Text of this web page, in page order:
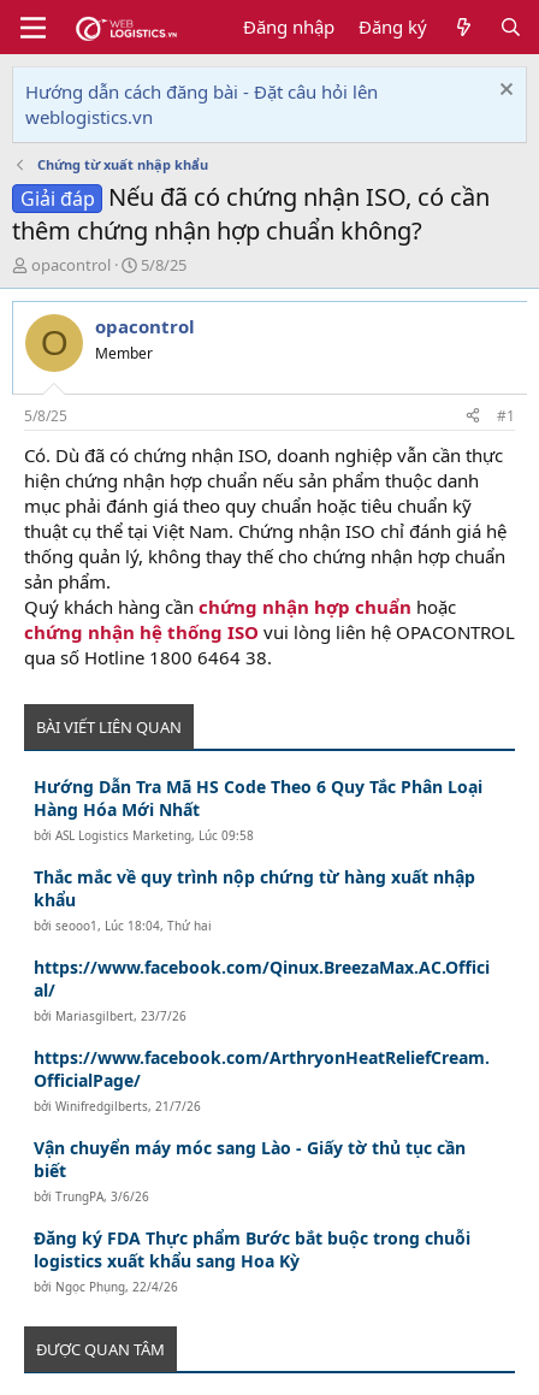
Đăng nhập Đăng ký
Hướng dẫn cách đăng bài - Đặt câu hỏi lên
weblogistics.vn
Chứng từ xuất nhập khẩu
Giải đáp
Nếu đã có chứng nhận ISO, có cần
thêm chứng nhận hợp chuẩn không?
T
h
r
e
d
s
t
a
r
t
e
r
opacontrol
N
g
à
y
g
i
5/8/25
O opacontrol
Member
5/8/25 #1
Có. Dù đã có chứng nhận ISO, doanh nghiệp vẫn cần thực
hiện chứng nhận hợp chuẩn nếu sản phẩm thuộc danh
mục phải đánh giá theo quy chuẩn hoặc tiêu chuẩn kỹ
thuật cụ thể tại Việt Nam. Chứng nhận ISO chỉ đánh giá hệ
thống quản lý, không thay thế cho chứng nhận hợp chuẩn
sản phẩm.
Quý khách hàng cần chứng nhận hợp chuẩn hoặc
chứng nhận hệ thống ISO vui lòng liên hệ OPACONTROL
qua số Hotline 1800 6464 38.
BÀI VIẾT LIÊN QUAN
Hướng Dẫn Tra Mã HS Code Theo 6 Quy Tắc Phân Loại
Hàng Hóa Mới Nhất
bởiASL Logistics Marketing, Lúc 09:58
Thắc mắc về quy trình nộp chứng từ hàng xuất nhập
khẩu
bởiseooo1 , Lúc 18:04, Thứ hai
https://www.facebook.com/Qinux.BreezaMax.AC.Offici
al/
bởi Mariasgilbert, 23/7/26
https://www.facebook.com/ArthryonHeatReliefCream.
OfficialPage/
bởiWinifredgilberts, 21/7/26
Vận chuyển máy móc sang Lào - Giấy tờ thủ tục cần
biết
bởiTrungPA,3/6/26
Đăng ký FDA Thực phẩm Bước bắt buộc trong chuỗi
logistics xuất khẩu sang Hoa Kỳ
bởi Ngọc Phụng, 22/4/26
ĐƯỢC QUAN TÂM